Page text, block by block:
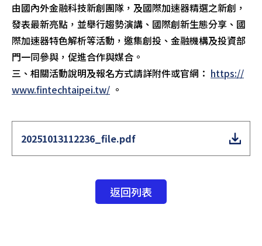
由國內外金融科技新創團隊，及國際加速器精選之新創，
發表最新亮點，並舉行趨勢演講、國際創新生態分享、國
際加速器特色解析等活動，邀集創投、金融機構及投資部
門一同參與，促進合作與媒合。
三、相關活動說明及報名方式請詳附件或官網： https://
www.fintechtaipei.tw/ 。
20251013112236_file.pdf
返回列表